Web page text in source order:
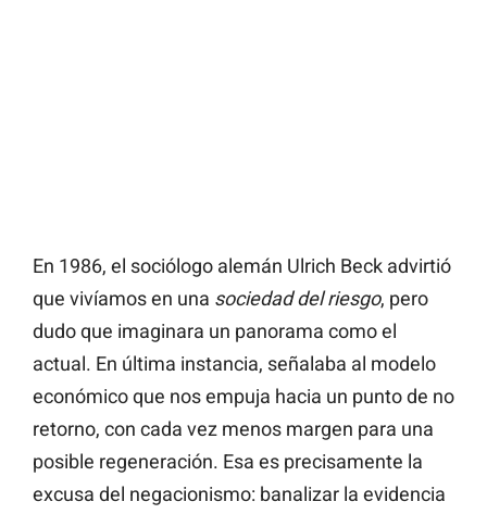
En 1986, el sociólogo alemán Ulrich Beck advirtió
que vivíamos en una sociedad del riesgo, pero
dudo que imaginara un panorama como el
actual. En última instancia, señalaba al modelo
económico que nos empuja hacia un punto de no
retorno, con cada vez menos margen para una
posible regeneración. Esa es precisamente la
excusa del negacionismo: banalizar la evidencia